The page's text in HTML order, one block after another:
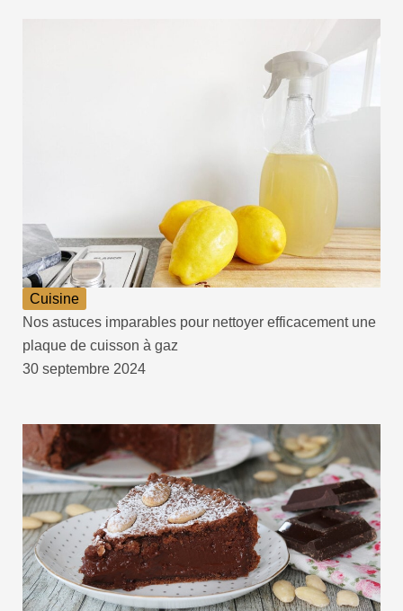
Cuisine
Nos astuces imparables pour nettoyer efficacement une
plaque de cuisson à gaz
30 septembre 2024